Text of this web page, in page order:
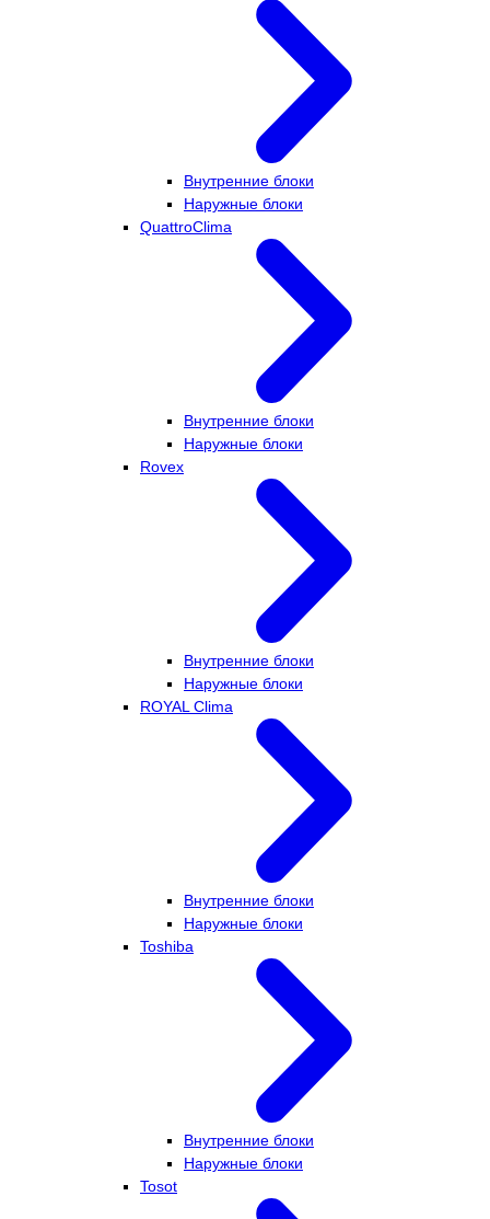
Внутренние блоки
Наружные блоки
QuattroClima
Внутренние блоки
Наружные блоки
Rovex
Внутренние блоки
Наружные блоки
ROYAL Clima
Внутренние блоки
Наружные блоки
Toshiba
Внутренние блоки
Наружные блоки
Tosot